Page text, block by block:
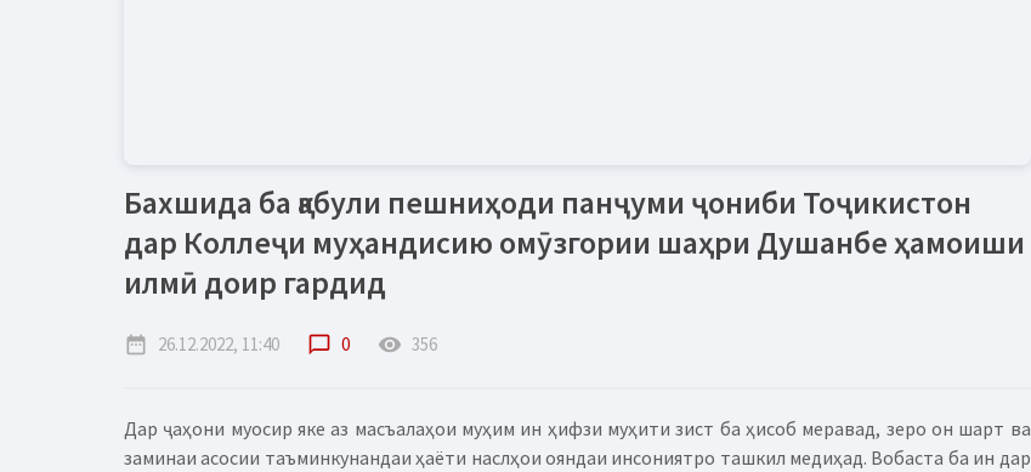
Бахшида ба қабули пешниҳоди панҷуми ҷониби Тоҷикистон
дар Коллеҷи муҳандисию омӯзгории шаҳри Душанбе ҳамоиши
илмӣ доир гардид
date_range 26.12.2022, 11:40 chat_bubble_outline 0 remove_red_eye 356
Дар ҷаҳони муосир яке аз масъалаҳои муҳим ин ҳифзи муҳити зист ба ҳисоб меравад, зеро он шарт ва
заминаи асосии таъминкунандаи ҳаёти наслҳои ояндаи инсониятро ташкил медиҳад. Вобаста ба ин дар